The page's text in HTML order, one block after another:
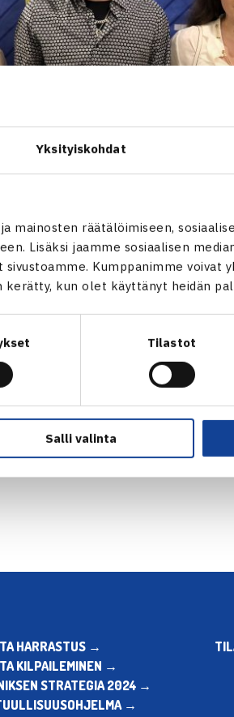
Yksityiskohdat
mainosten räätälöimiseen,
Lisäksi jaamme sosiaalisen
Kumppanimme voivat
kun olet käyttänyt heidän
Tilastot
Salli valinta
HARRASTUS →
KILPAILEMINEN →
STRATEGIA 2024 →
→